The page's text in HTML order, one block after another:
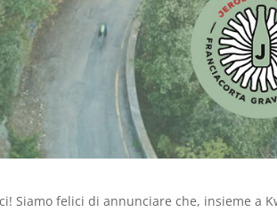
Siamo felici di annunciare che, insieme a